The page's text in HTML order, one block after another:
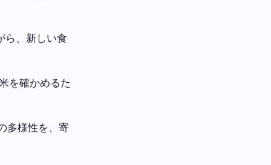
ら、新しい食
を確かめるた
多様性を、寄